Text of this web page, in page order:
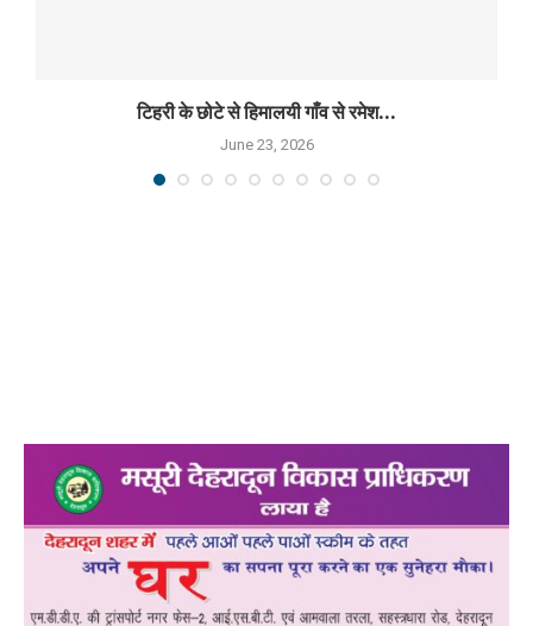
टिहरी के छोटे से हिमालयी गाँव से रमेश...
June 23, 2026